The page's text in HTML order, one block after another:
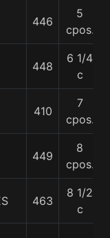
446
5
cpos.
448
6 1/4
c
410
7
cpos.
449
8
cpos.
463
8 1/2
c